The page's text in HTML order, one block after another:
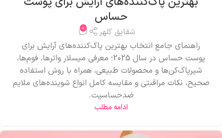
حساس
شقایق کلهر 0
راهنمای جامع انتخاب بهترین پاک‌کننده‌های آرایش برای
پوست حساس در سال 2025؛ معرفی میسلار واترها، فوم‌ها،
شیرپاک‌کن‌ها و محصولات طبیعی، همراه با روش استفاده
صحیح، نکات مراقبتی و مقایسه کامل انواع شوینده‌های ملایم
ضدحساسیت.
ادامه مطلب